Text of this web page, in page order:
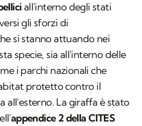
all'interno degli stati
gli sforzi di
si stanno attuando nei
specie, sia all'interno delle
i parchi nazionali che
protetto contro il
all'esterno. La giraffa è stato
appendice 2 della CITES